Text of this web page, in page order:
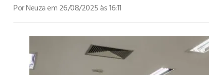
Por Neuzaem 26/08/2025 às 16:11